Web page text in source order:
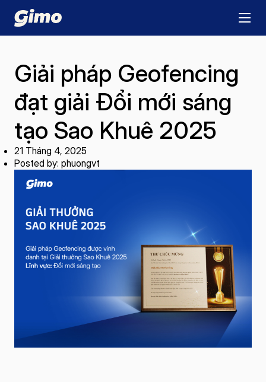
Giải pháp Geofencing
đạt giải Đổi mới sáng
tạo Sao Khuê 2025
21 Tháng 4, 2025
Posted by: phuongvt